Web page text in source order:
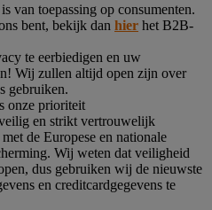
van toepassing op consumenten.
bent, bekijk dan hier het B2B-
te eerbiedigen en uw
Wij zullen altijd open zijn over
gebruiken.
onze prioriteit
en strikt vertrouwelijk
de Europese en nationale
Wij weten dat veiligheid
dus gebruiken wij de nieuwste
en creditcardgegevens te